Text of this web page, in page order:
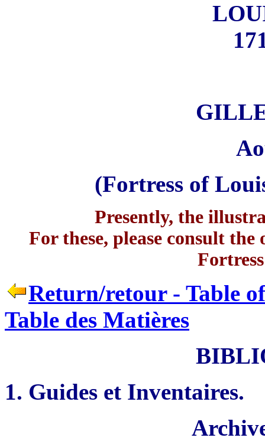
(Fortress of
Presently, the
For these, please consult
Return/retour - Table
Table des Matières
1. Guides et Inventaires.